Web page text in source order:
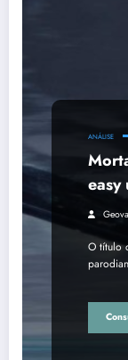
ANÁLISE
easy
O título